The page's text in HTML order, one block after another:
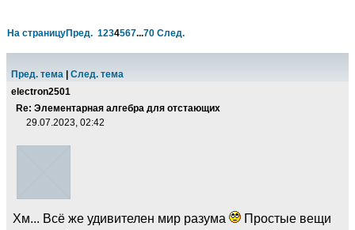
На страницуПред. 1234567...70 След.
Пред. тема
След. тема
electron2501
Re: Элементарная алгебра для отстающих
29.07.2023, 02:42
Хм... Всё же удивителен мир разума
Простые вещи